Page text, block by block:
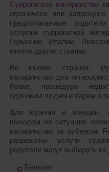
Суррогатное материнство
ограничено или
предполагаемые
услугам суррогатной
Германии, Италии,
многих других странах.
Во многих странах,
материнство для
браке, процедура
одиноким людям и парам в
Для мужчин и женщин,
выходом из ситуации
материнство за рубежом.
разрешены услуги
родители могут выбирать
Бельгия